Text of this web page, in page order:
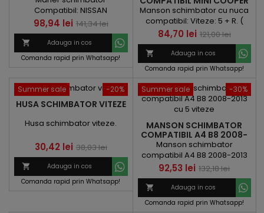
Compatibil: NISSAN
Pret
98,94 lei Pret
de
baza
141,34 lei

Adauga in cos
Comanda rapid prin Whatsapp!
CU 5 VITEZE
Manson schimbator cu nuca
compatibil: Viteze: 5 + R. (
12345R)
Pret
84,70 lei Pret
de
baza
121,00 lei

Adauga in cos
Comanda rapid prin Whatsapp!
-20%
Summer sale
HUSA SCHIMBATOR VITEZE
Husa schimbator viteze.
Pret
30,42 lei Pret
de
baza
38,03 lei

Adauga in cos
Comanda rapid prin Whatsapp!
-30%
Summer sale
MANSON SCHIMBATOR
COMPATIBIL A4 B8 2008-
2013 CU 5 VITEZE
Manson schimbator
compatibil A4 B8 2008-2013
cu 5 viteze
Pret
92,53 lei Pret
de
baza
132,18 lei

Adauga in cos
Comanda rapid prin Whatsapp!